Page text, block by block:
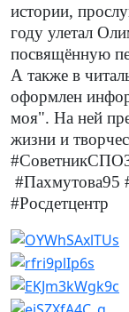
истории,
году улетал
посвящённую
А также в
оформлен
моя". На ней
жизни и
#Пахмутова95
#Росдетцентр